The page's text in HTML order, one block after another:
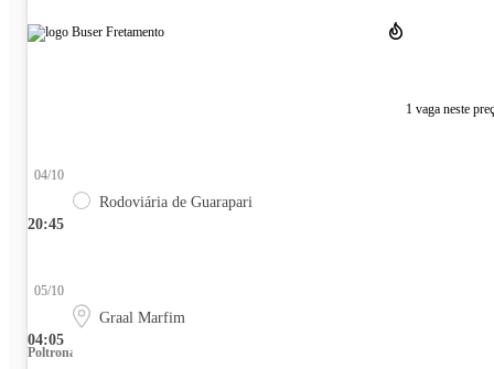
1 vaga neste
20:45
04/10
Rodoviária de Guarapari
04:05
05/10
Graal Marfim
Poltrona